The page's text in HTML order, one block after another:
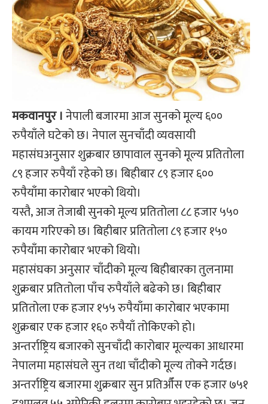
मकवानपुर ।नेपाली बजारमा आज सुनको मूल्य ६००
रुपैयाँले घटेको छ। नेपाल सुनचाँदी व्यवसायी
महासंघअनुसार शुक्रबार छापावाल सुनको मूल्य प्रतितोला
८९ हजार रुपैयाँ रहेको छ। बिहीबार ८९ हजार ६००
रुपैयाँमा कारोबार भएको थियो।
यस्तै‚ आज तेजाबी सुनको मूल्य प्रतितोला ८८ हजार ५५०
कायम गरिएको छ। बिहीबार प्रतितोला ८९ हजार १५०
रुपैयाँमा कारोबार भएको थियो।
महासंघका अनुसार चाँदीको मूल्य बिहीबारका तुलनामा
शुक्रबार प्रतितोला पाँच रुपैयाँले बढेको छ। बिहीबार
प्रतितोला एक हजार १५५ रुपैयाँमा कारोबार भएकामा
शुक्रबार एक हजार १६० रुपैयाँ तोकिएको हो।
अन्तर्राष्ट्रिय बजारको सुनचाँदी कारोबार मूल्यका आधारमा
नेपालमा महासंघले सुन तथा चाँदीको मूल्य तोक्ने गर्दछ।
अन्तर्राष्ट्रिय बजारमा शुक्रबार सुन प्रतिऔँस एक हजार ७५१